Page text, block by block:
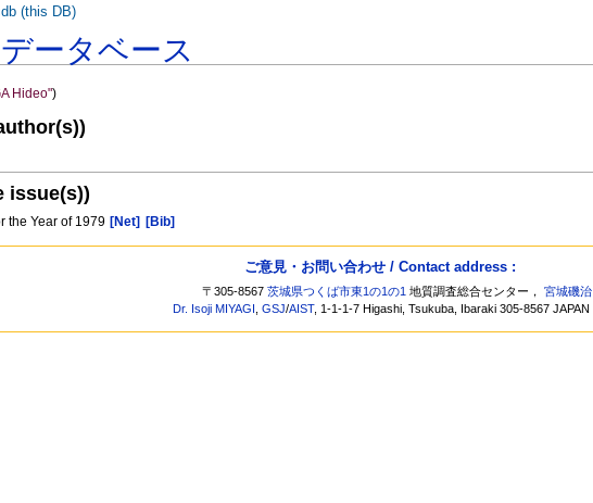
ータベース
Hideo")
issue(s))
the Year of 1979 [Net] [Bib]
(this DB)
ご意見・お問い合わせ / Contact address :
〒305-8567茨城県つくば市東1の1の1 地質調査総合センター，宮城磯治
Dr. Isoji MIYAGI ,GSJ/AIST, 1-1-1-7 Higashi, Tsukuba, Ibaraki 305-8567 JAPAN